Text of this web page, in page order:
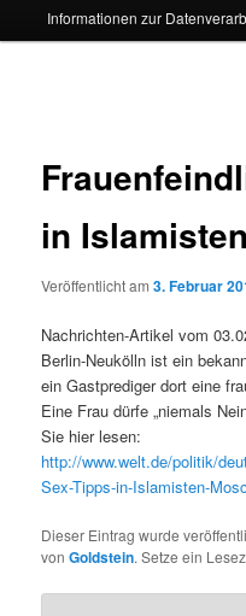
Informationen zur
in
Veröffentlicht am3. Februar
Nachrichten-Artikel vom
Berlin-Neukölln ist ein
ein Gastprediger dort eine
Eine Frau dürfe „niemals
Sie hier lesen:
http://www.welt.de/politik/
Sex-Tipps-in-Islamisten-
Dieser Eintrag wurde
vonGoldstein. Setze ein